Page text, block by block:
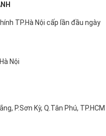
TP.Hà Nội cấp lần đầu ngày
Nội
P.Sơn Kỳ, Q.Tân Phú, TP.HCM